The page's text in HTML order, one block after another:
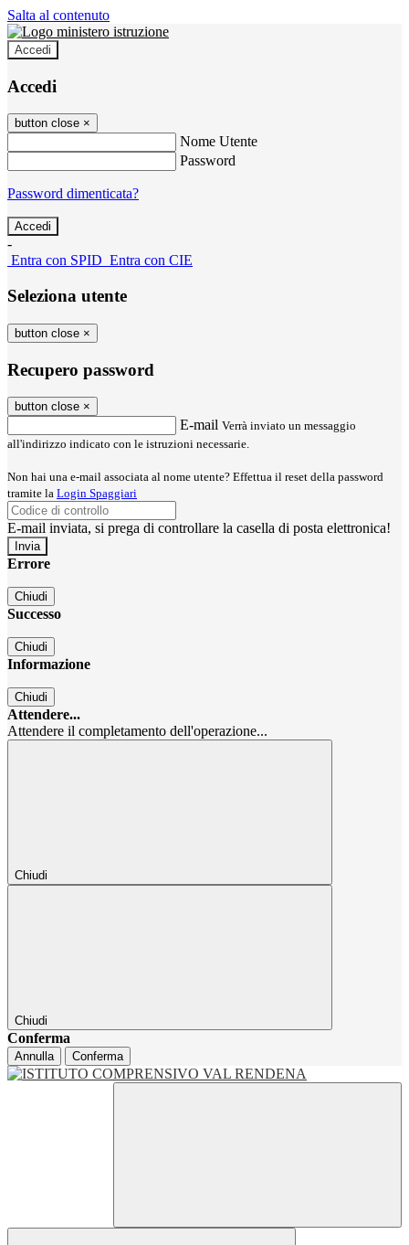
Salta al contenuto
Accedi
Accedi
button close ×
Nome Utente
Password
Password dimenticata?
-
Entra con SPID Entra con CIE
Seleziona utente
button close ×
Recupero password
button close ×
E-mail Verrà inviato un messaggio
all'indirizzo indicato con le istruzioni necessarie.
Non hai una e-mail associata al nome utente? Effettua il reset della password
tramite la Login Spaggiari
E-mail inviata, si prega di controllare la casella di posta elettronica!
Errore
Chiudi
Successo
Chiudi
Informazione
Chiudi
Attendere...
Attendere il completamento dell'operazione...
Chiudi
Chiudi
Conferma
Annulla Conferma